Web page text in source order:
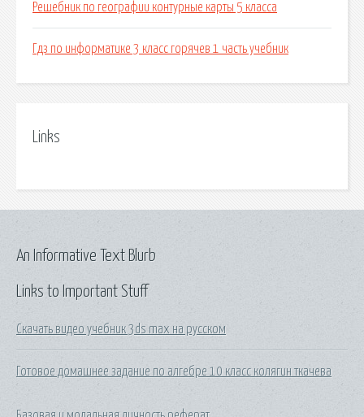
Решебник по географии контурные карты 5 класса
Гдз по информатике 3 класс горячев 1 часть учебник
Links
Links to Important Stuff
Скачать видео учебник 3ds max на русском
Готовое домашнее задание по алгебре 10 класс колягин ткачева
An Informative Text Blurb